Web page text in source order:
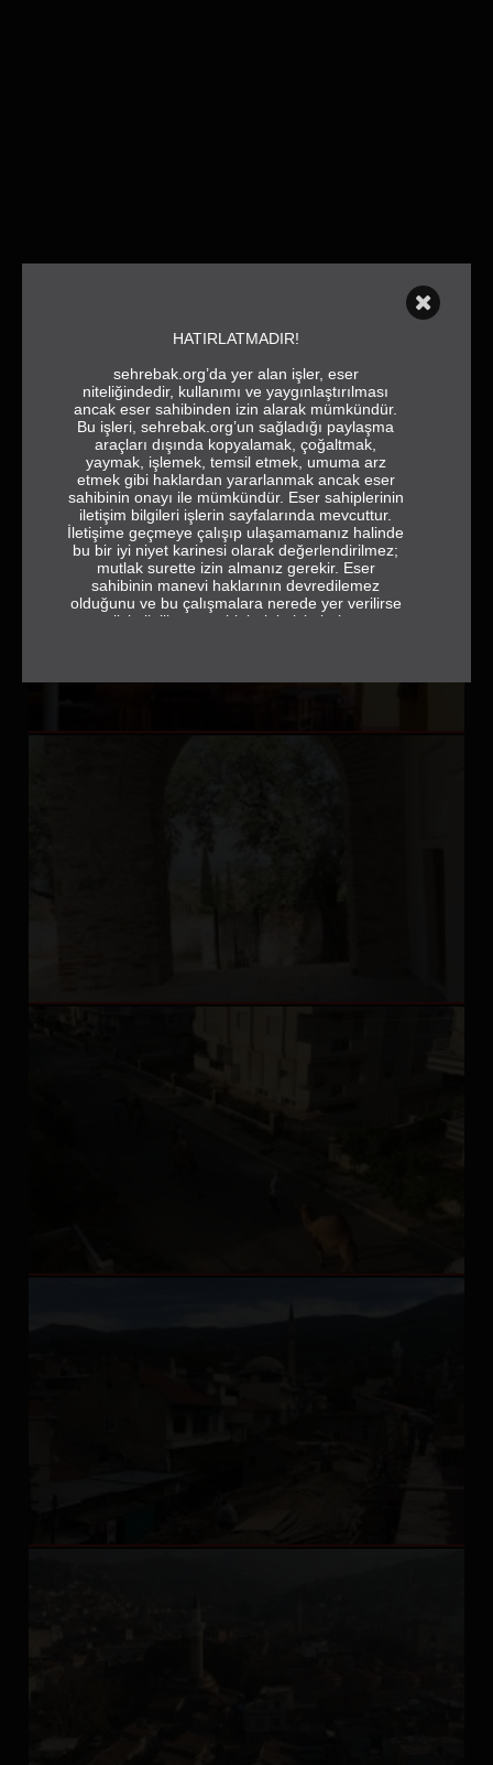
HATIRLATMADIR!
sehrebak.org’da yer alan işler, eser
niteliğindedir, kullanımı ve yaygınlaştırılması
ancak eser sahibinden izin alarak mümkündür.
Bu işleri, sehrebak.org’un sağladığı paylaşma
araçları dışında kopyalamak, çoğaltmak,
yaymak, işlemek, temsil etmek, umuma arz
etmek gibi haklardan yararlanmak ancak eser
sahibinin onayı ile mümkündür. Eser sahiplerinin
iletişim bilgileri işlerin sayfalarında mevcuttur.
İletişime geçmeye çalışıp ulaşamamanız halinde
bu bir iyi niyet karinesi olarak değerlendirilmez;
mutlak surette izin almanız gerekir. Eser
sahibinin manevi haklarının devredilemez
olduğunu ve bu çalışmalara nerede yer verilirse
verilsin ilgili eser sahiplerinin isimlerine ve